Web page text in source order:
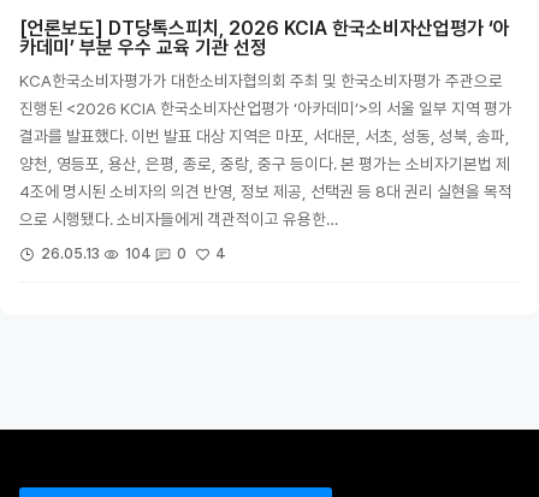
[언론보도] DT당톡스피치, 2026 KCIA 한국소비자산업평가 ‘아
카데미’ 부분 우수 교육 기관 선정
KCA한국소비자평가가 대한소비자협의회 주최 및 한국소비자평가 주관으로
진행된 <2026 KCIA 한국소비자산업평가 ‘아카데미’>의 서울 일부 지역 평가
결과를 발표했다. 이번 발표 대상 지역은 마포, 서대문, 서초, 성동, 성북, 송파,
양천, 영등포, 용산, 은평, 종로, 중랑, 중구 등이다. 본 평가는 소비자기본법 제
4조에 명시된 소비자의 의견 반영, 정보 제공, 선택권 등 8대 권리 실현을 목적
으로 시행됐다. 소비자들에게 객관적이고 유용한…
26.05.13 104 0 4